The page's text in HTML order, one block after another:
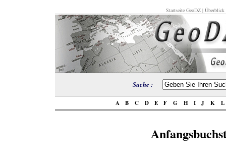
Startseite GeoDZ| Überblick
Suche :
A B C D E F G H I J K L